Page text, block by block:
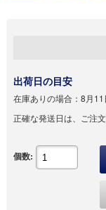
出荷日の目安
在庫ありの場合： 8月11
正確な発送日は、ご注
個数: